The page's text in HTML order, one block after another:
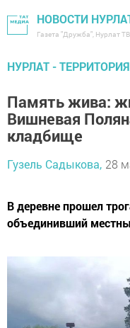
НОВОСТИ
Газета "Дружба", Нурлат
НУРЛАТ -
Память жива:
Вишневая
кладбище
Гузель Садыкова, 28
В деревне прошел
объединивший